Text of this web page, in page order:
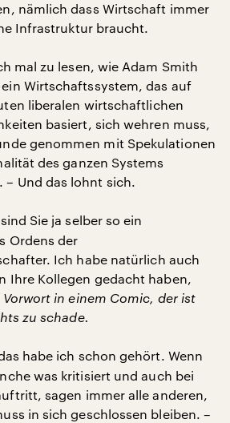
nämlich dass Wirtschaft immer
Infrastruktur braucht.
mal zu lesen, wie Adam Smith
Wirtschaftssystem, das auf
liberalen wirtschaftlichen
basiert, sich wehren muss,
genommen mit Spekulationen
des ganzen Systems
– Und das lohnt sich.
Sie ja selber so ein
Ordens der
Ich habe natürlich auch
Ihre Kollegen gedacht haben,
in einem Comic, der ist
zu schade.
habe ich schon gehört. Wenn
was kritisiert und auch bei
sagen immer alle anderen,
in sich geschlossen bleiben. –